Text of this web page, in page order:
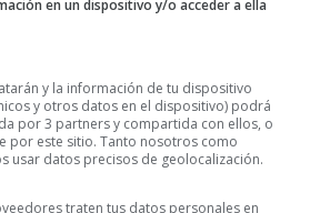
no puedes dejar de probar las
tu paladar. En este artículo, te
resultado. ¡Prepárate para una
en un dispositivo y/o acceder a ella
y la información de tu dispositivo
y otros datos en el dispositivo) podrá
por 3 partners y compartida con ellos, o
por este sitio. Tanto nosotros como
usar datos precisos de geolocalización.
traten tus datos personales en